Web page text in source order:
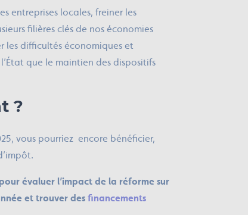
entreprises locales, freiner les
filières clés de nos économies
les difficultés économiques et
que le maintien des dispositifs
?
vous pourriez encore bénéficier,
évaluer l’impact de la réforme sur
et trouver des financements